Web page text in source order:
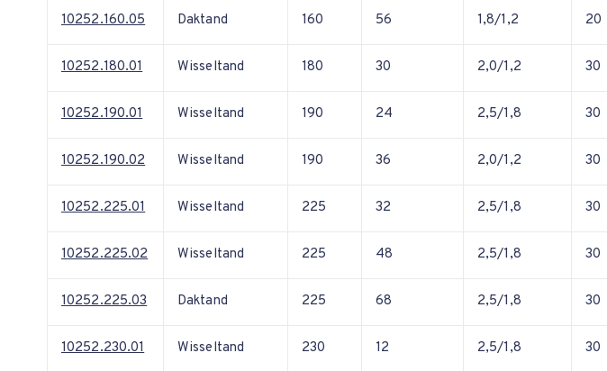
10252.160.05 Daktand 160 56 1,8/1,2 20
10252.180.01 Wisseltand 180 30 2,0/1,2 30
10252.190.01 Wisseltand 190 24 2,5/1,8 30
10252.190.02 Wisseltand 190 36 2,0/1,2 30
10252.225.01 Wisseltand 225 32 2,5/1,8 30
10252.225.02 Wisseltand 225 48 2,5/1,8 30
10252.225.03 Daktand 225 68 2,5/1,8 30
10252.230.01 Wisseltand 230 12 2,5/1,8 30